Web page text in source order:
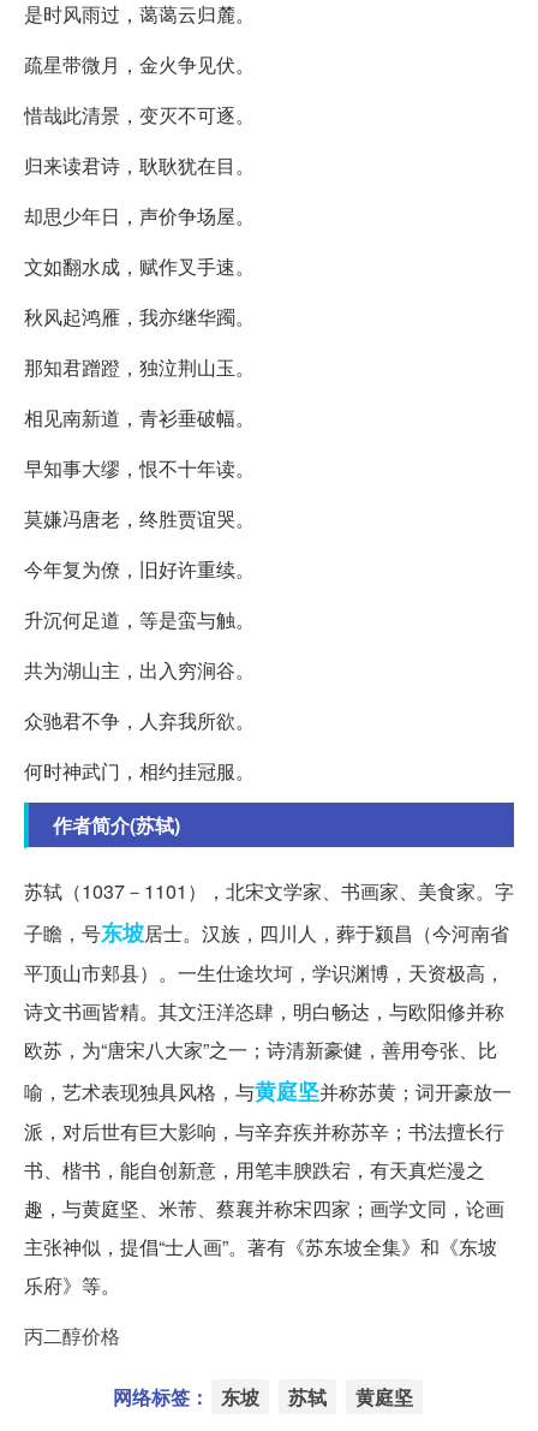
是时风雨过，蔼蔼云归麓。
疏星带微月，金火争见伏。
惜哉此清景，变灭不可逐。
归来读君诗，耿耿犹在目。
却思少年日，声价争场屋。
文如翻水成，赋作叉手速。
秋风起鸿雁，我亦继华躅。
那知君蹭蹬，独泣荆山玉。
相见南新道，青衫垂破幅。
早知事大缪，恨不十年读。
莫嫌冯唐老，终胜贾谊哭。
今年复为僚，旧好许重续。
升沉何足道，等是蛮与触。
共为湖山主，出入穷涧谷。
众驰君不争，人弃我所欲。
何时神武门，相约挂冠服。
作者简介(苏轼)
苏轼（1037－1101），北宋文学家、书画家、美食家。字
子瞻，号东坡居士。汉族，四川人，葬于颍昌（今河南省
平顶山市郏县）。一生仕途坎坷，学识渊博，天资极高，
诗文书画皆精。其文汪洋恣肆，明白畅达，与欧阳修并称
欧苏，为“唐宋八大家”之一；诗清新豪健，善用夸张、比
喻，艺术表现独具风格，与黄庭坚并称苏黄；词开豪放一
派，对后世有巨大影响，与辛弃疾并称苏辛；书法擅长行
书、楷书，能自创新意，用笔丰腴跌宕，有天真烂漫之
趣，与黄庭坚、米芾、蔡襄并称宋四家；画学文同，论画
主张神似，提倡“士人画”。著有《苏东坡全集》和《东坡
乐府》等。
丙二醇价格
网络标签： 东坡 苏轼 黄庭坚